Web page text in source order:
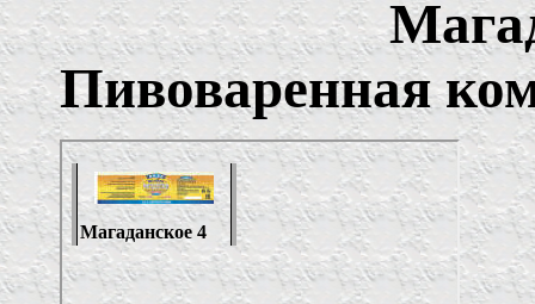
Пивоваренная